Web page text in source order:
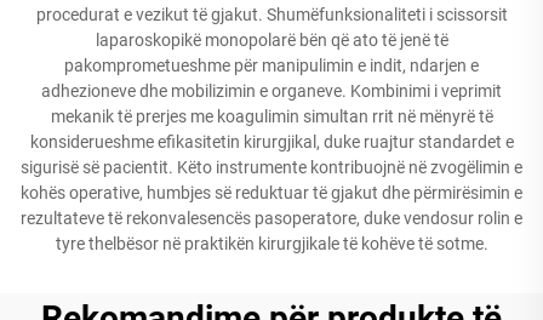
procedurat e vezikut të gjakut. Shumëfunksionaliteti i scissorsit
laparoskopikë monopolarë bën që ato të jenë të
pakomprometueshme për manipulimin e indit, ndarjen e
adhezioneve dhe mobilizimin e organeve. Kombinimi i veprimit
mekanik të prerjes me koagulimin simultan rrit në mënyrë të
konsiderueshme efikasitetin kirurgjikal, duke ruajtur standardet e
sigurisë së pacientit. Këto instrumente kontribuojnë në zvogëlimin e
kohës operative, humbjes së reduktuar të gjakut dhe përmirësimin e
rezultateve të rekonvalesencës pasoperatore, duke vendosur rolin e
tyre thelbësor në praktikën kirurgjikale të kohëve të sotme.